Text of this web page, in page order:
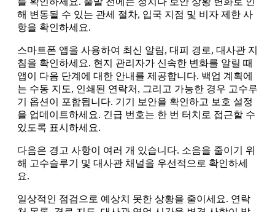
해 변동될 수 있는 관세 절차, 입국 지점 및 비자 제한 사
항을 확인하세요.
스마트폰 앱을 사용하여 최신 알림, 대피 경로, 대사관 지
침을 확인하세요. 현지 관리자가 신속한 변화를 알릴 때
앱이 다음 단계에 대한 안내를 제공합니다. 백업 계획에
는 수동 지도, 인쇄된 연락처, 그리고 가능한 경우 고수루
기 옵션이 포함됩니다. 기기 보안을 확인하고 보호 설정
을 업데이트하세요. 긴급 번호는 한 번 터치로 접근할 수
있도록 표시하세요.
다음은 경고 사항이 여러 개 있습니다. 소음을 줄이기 위
해 고수슬루기 및 대사관 채널을 우선적으로 확인하세
요.
일상적인 점검으로 예상치 못한 상황을 줄이세요. 연락